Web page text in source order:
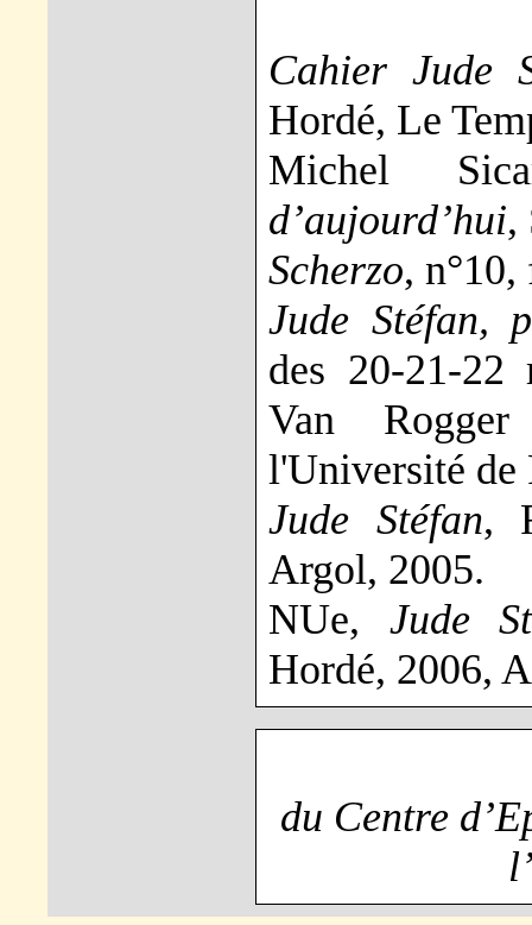
Cahier Jude
Hordé, Le
Michel
d’aujourd’hui,
Scherzo,
Jude Stéfan,
des 20-21-
Van
l'Université de
Jude Stéfan,
Argol, 2005.
NUe, Jude
Hordé, 2006,
du Centre